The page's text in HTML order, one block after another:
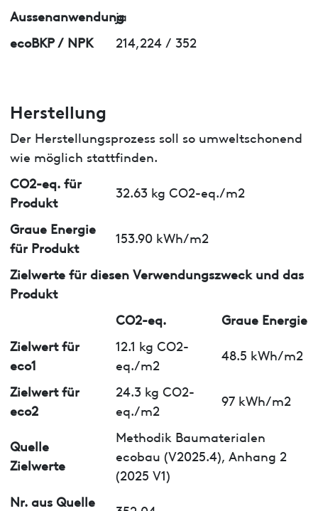
Aussenanwendung
ja
ecoBKP / NPK
214,224 / 352
Herstellung
Der Herstellungsprozess soll so umweltschonend
wie möglich stattfinden.
CO2-eq. für
Produkt
32.63 kg CO2-eq./m2
Graue Energie
für Produkt
153.90 kWh/m2
Zielwerte für diesen Verwendungszweck und das
Produkt
CO2-eq.
Graue Energie
Zielwert für
eco1
12.1 kg CO2-
eq./m2
48.5 kWh/m2
Zielwert für
eco2
24.3 kg CO2-
eq./m2
97 kWh/m2
Quelle
Zielwerte
Methodik Baumaterialen
ecobau (V2025.4), Anhang 2
(2025 V1)
Nr. aus Quelle